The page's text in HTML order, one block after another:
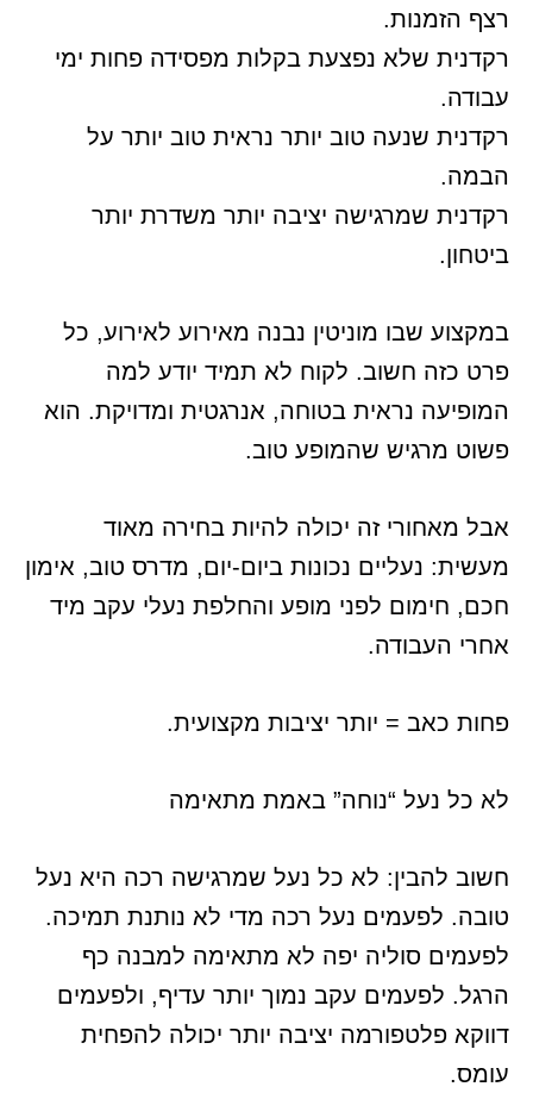
רצף הזמנות.
רקדנית שלא נפצעת בקלות מפסידה פחות ימי
עבודה.
רקדנית שנעה טוב יותר נראית טוב יותר על
הבמה.
רקדנית שמרגישה יציבה יותר משדרת יותר
ביטחון.
במקצוע שבו מוניטין נבנה מאירוע לאירוע, כל
פרט כזה חשוב. לקוח לא תמיד יודע למה
המופיעה נראית בטוחה, אנרגטית ומדויקת. הוא
פשוט מרגיש שהמופע טוב.
אבל מאחורי זה יכולה להיות בחירה מאוד
מעשית: נעליים נכונות ביום-יום, מדרס טוב, אימון
חכם, חימום לפני מופע והחלפת נעלי עקב מיד
אחרי העבודה.
פחות כאב = יותר יציבות מקצועית.
לא כל נעל “נוחה” באמת מתאימה
חשוב להבין: לא כל נעל שמרגישה רכה היא נעל
טובה. לפעמים נעל רכה מדי לא נותנת תמיכה.
לפעמים סוליה יפה לא מתאימה למבנה כף
הרגל. לפעמים עקב נמוך יותר עדיף, ולפעמים
דווקא פלטפורמה יציבה יותר יכולה להפחית
עומס.